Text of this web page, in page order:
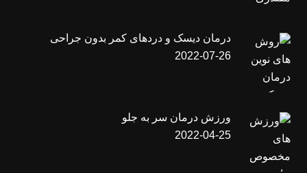
درمان دیسک و دردهای کمر بدون جراحی
2022-07-26
ورزش درمان سر به جلو
2022-04-25